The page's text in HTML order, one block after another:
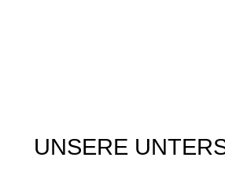
UNSERE